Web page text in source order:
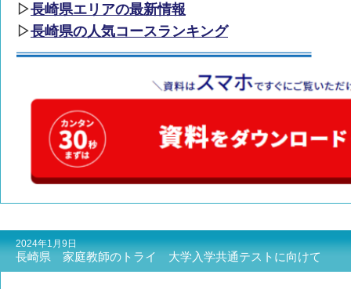
▷長崎県エリアの最新情報
▷長崎県の人気コースランキング
2024年1月9日
長崎県 家庭教師のトライ 大学入学共通テストに向けて